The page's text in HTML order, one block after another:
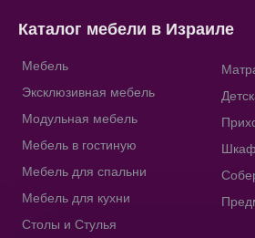
Каталог мебели в Израиле
Мебель
Эксклюзивная мебель
Модульная мебель
Мебель в гостиную
Мебель для спальни
Мебель для кухни
Столы и Стулья